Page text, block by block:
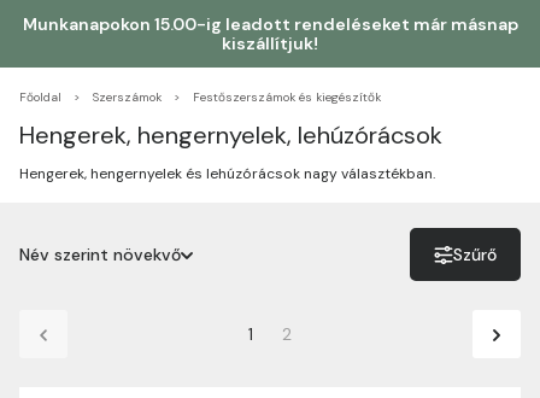
Munkanapokon 15.00-ig leadott rendeléseket már másnap
kiszállítjuk!
Főoldal Szerszámok Festőszerszámok és kiegészítők
Hengerek, hengernyelek, lehúzórácsok
Hengerek, hengernyelek és lehúzórácsok nagy választékban.
Név szerint növekvő
Név szerint csökkenő
Szűrő
1 2